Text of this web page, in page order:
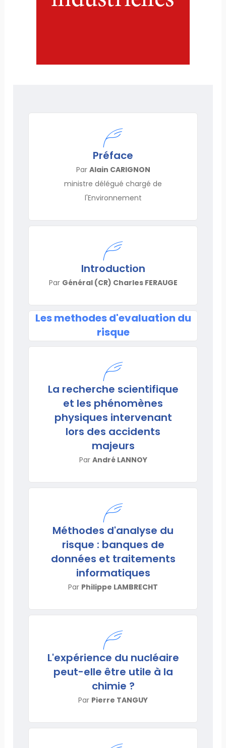
Préface
Par Alain CARIGNON
ministre délégué chargé de
l'Environnement
Introduction
Par Général (CR) Charles FERAUGE
Les methodes d'evaluation du
risque
La recherche scientifique
et les phénomènes
physiques intervenant
lors des accidents
majeurs
Par André LANNOY
Méthodes d'analyse du
risque : banques de
données et traitements
informatiques
Par Philippe LAMBRECHT
L'expérience du nucléaire
peut-elle être utile à la
chimie ?
Par Pierre TANGUY